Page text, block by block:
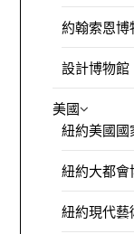
約翰索恩博
設計博物館
美國
紐約美國國
紐約大都會
紐約現代藝